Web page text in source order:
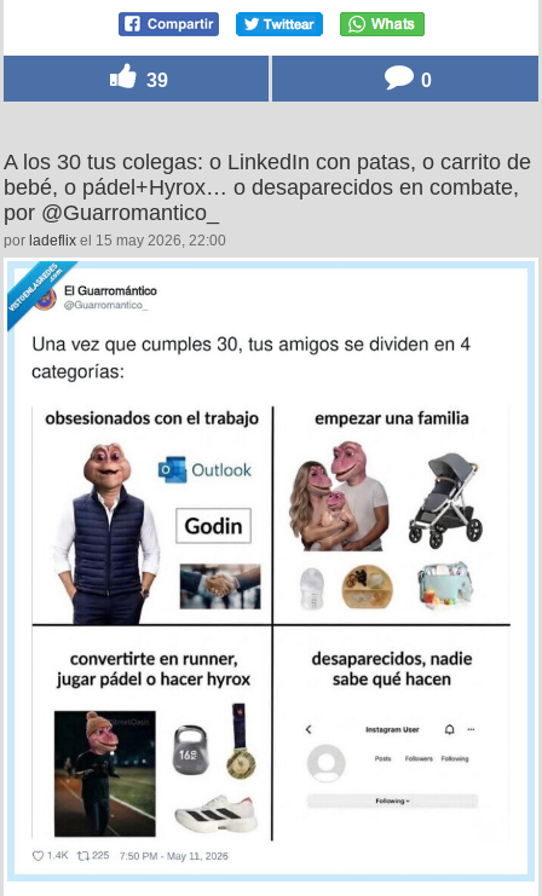
39 0
A los 30 tus colegas: o LinkedIn con patas, o carrito de
bebé, o pádel+Hyrox… o desaparecidos en combate,
por @Guarromantico_
por ladeflix el 15 may 2026, 22:00